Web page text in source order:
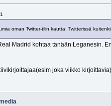
oman Twitter-tilin kautta. Twitterissä
Madrid kohtaa tänään Leganesin.
joka viikko